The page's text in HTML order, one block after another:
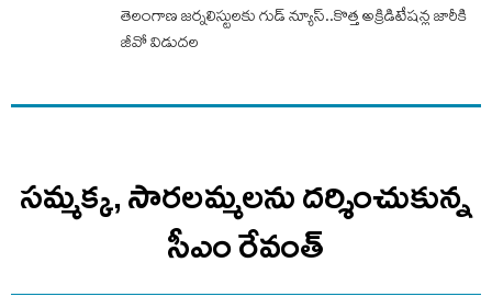
తెలంగాణ జర్నలిస్టులకు గుడ్ న్యూస్..కొత్త అక్రిడిటేషన్ల జారీకి
జీవో విడుదల
సమ్మక్క, సారలమ్మలను దర్శించుకున్న
సీఎం రేవంత్